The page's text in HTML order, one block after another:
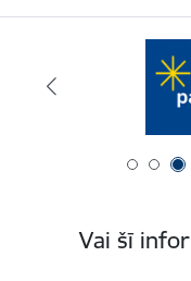
Vai šī